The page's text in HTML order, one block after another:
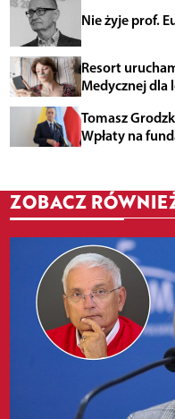
Nie żyje prof.
Resort
Medycznej dla
Tomasz
Wpłaty na
ZOBACZ